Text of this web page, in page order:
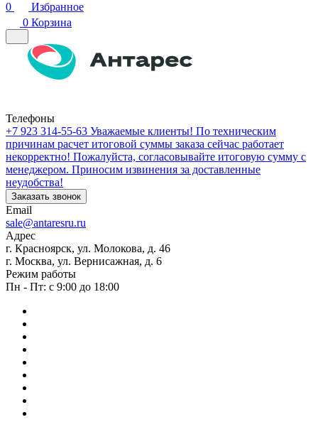
0
Избранное
0 Корзина
Телефоны
+7 923 314-55-63 Уважаемые клиенты! По техническим
причинам расчет итоговой суммы заказа сейчас работает
некорректно! Пожалуйста, согласовывайте итоговую сумму с
менеджером. Приносим извинения за доставленные
неудобства!
Заказать звонок
Email
sale@antaresru.ru
Адрес
г. Красноярск, ул. Молокова, д. 46
г. Москва, ул. Вернисажная, д. 6
Режим работы
Пн - Пт: с 9:00 до 18:00